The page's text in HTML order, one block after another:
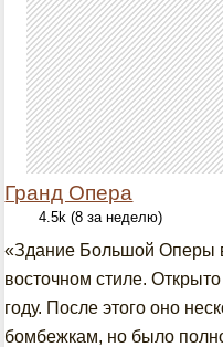
Гранд Опера
4.5k (8 за неделю)
«Здание Большой Оперы
восточном стиле.
году. После этого оно
бомбежкам, но было